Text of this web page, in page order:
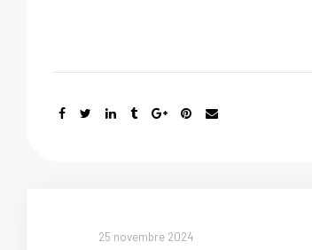
25 novembre 2024